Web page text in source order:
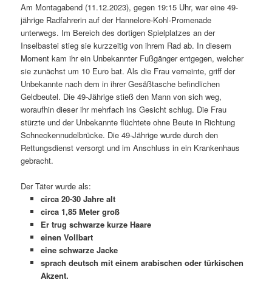
Am Montagabend (11.12.2023), gegen 19:15 Uhr, war eine 49-
jährige Radfahrerin auf der Hannelore-Kohl-Promenade
unterwegs. Im Bereich des dortigen Spielplatzes an der
Inselbastei stieg sie kurzzeitig von ihrem Rad ab. In diesem
Moment kam ihr ein Unbekannter Fußgänger entgegen, welcher
sie zunächst um 10 Euro bat. Als die Frau verneinte, griff der
Unbekannte nach dem in ihrer Gesäßtasche befindlichen
Geldbeutel. Die 49-Jährige stieß den Mann von sich weg,
woraufhin dieser ihr mehrfach ins Gesicht schlug. Die Frau
stürzte und der Unbekannte flüchtete ohne Beute in Richtung
Schneckennudelbrücke. Die 49-Jährige wurde durch den
Rettungsdienst versorgt und im Anschluss in ein Krankenhaus
gebracht.
Der Täter wurde als:
circa 20-30 Jahre alt
circa 1,85 Meter groß
Er trug schwarze kurze Haare
einen Vollbart
eine schwarze Jacke
sprach deutsch mit einem arabischen oder türkischen
Akzent.